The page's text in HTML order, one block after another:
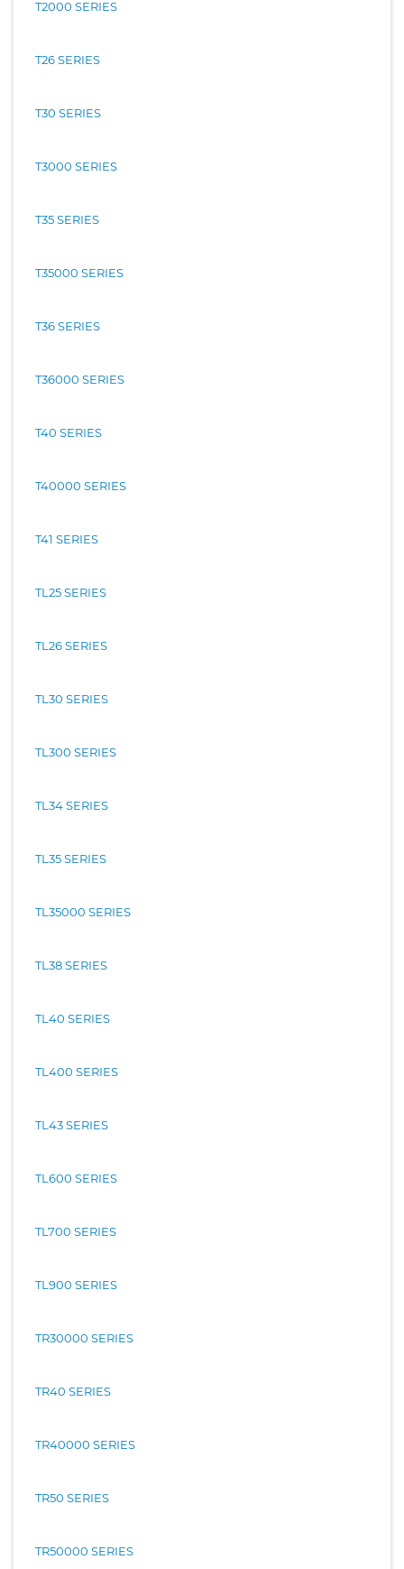
T2000 SERIES
T26 SERIES
T30 SERIES
T3000 SERIES
T35 SERIES
T35000 SERIES
T36 SERIES
T36000 SERIES
T40 SERIES
T40000 SERIES
T41 SERIES
TL25 SERIES
TL26 SERIES
TL30 SERIES
TL300 SERIES
TL34 SERIES
TL35 SERIES
TL35000 SERIES
TL38 SERIES
TL40 SERIES
TL400 SERIES
TL43 SERIES
TL600 SERIES
TL700 SERIES
TL900 SERIES
TR30000 SERIES
TR40 SERIES
TR40000 SERIES
TR50 SERIES
TR50000 SERIES